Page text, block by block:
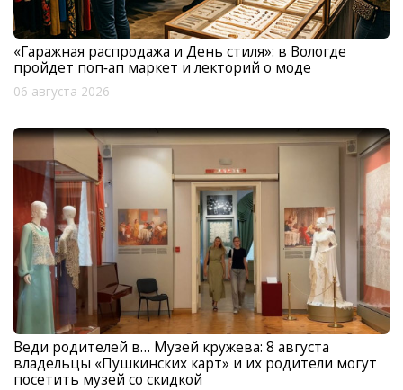
«Гаражная распродажа и День стиля»: в Вологде
пройдет поп‑ап маркет и лекторий о моде
06 августа 2026
Веди родителей в… Музей кружева: 8 августа
владельцы «Пушкинских карт» и их родители могут
посетить музей со скидкой